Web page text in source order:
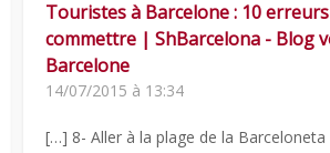
Touristes à Barcelone : 10
commettre | ShBarcelona - Blog
Barcelone
14/07/2015 à 13:34
[…] 8- Aller à la plage de la Barceloneta